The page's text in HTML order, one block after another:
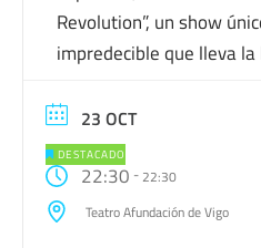
Revolution”, un show
impredecible que lleva
musical, improvisación e
público se combinan
este artista inclasificable.
espectáculo, […]
23 OCT
DESTACADO
22:30 - 22:30
Teatro Afundación de Vigo